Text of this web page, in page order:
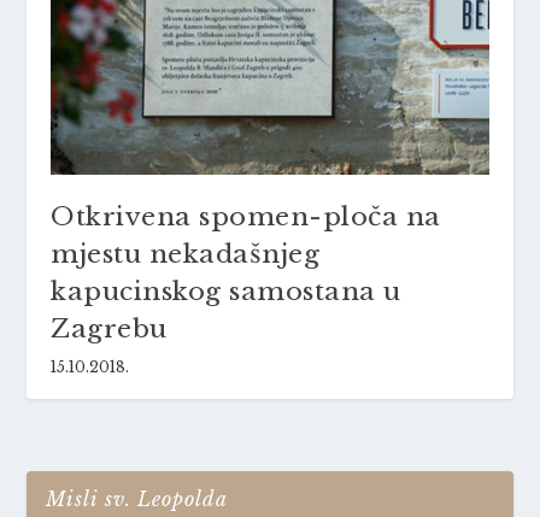
Otkrivena spomen-ploča na
mjestu nekadašnjeg
kapucinskog samostana u
Zagrebu
15.10.2018.
Misli sv. Leopolda